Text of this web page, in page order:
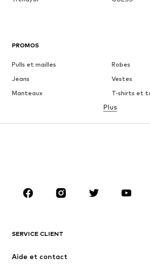
PROMOS
Pulls et mailles
Robes
Jeans
Vestes
Manteaux
T-shirts et
Lingerie
Jupes
Blouses et
Accessoires
Premium
Nouveautés
Plus
SERVICE CLIENT
Aide et contact